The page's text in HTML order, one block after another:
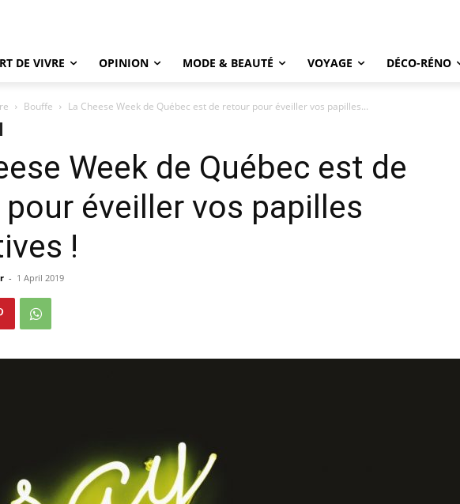
DE VIVRE OPINION MODE & BEAUTÉ VOYAGE DÉCO-RÉNO
Bouffe La Cheese Week de Québec est de retour pour éveiller vos papilles...
Week de Québec est de
éveiller vos papilles
!
- 1 April 2019